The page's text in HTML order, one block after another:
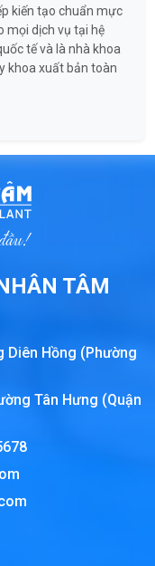
kiến tạo chuẩn mực
mọi dịch vụ tại hệ
tế và là nhà khoa
khoa xuất bản toàn
TÂM
Diên Hồng (Phường
Tân Hưng (Quận